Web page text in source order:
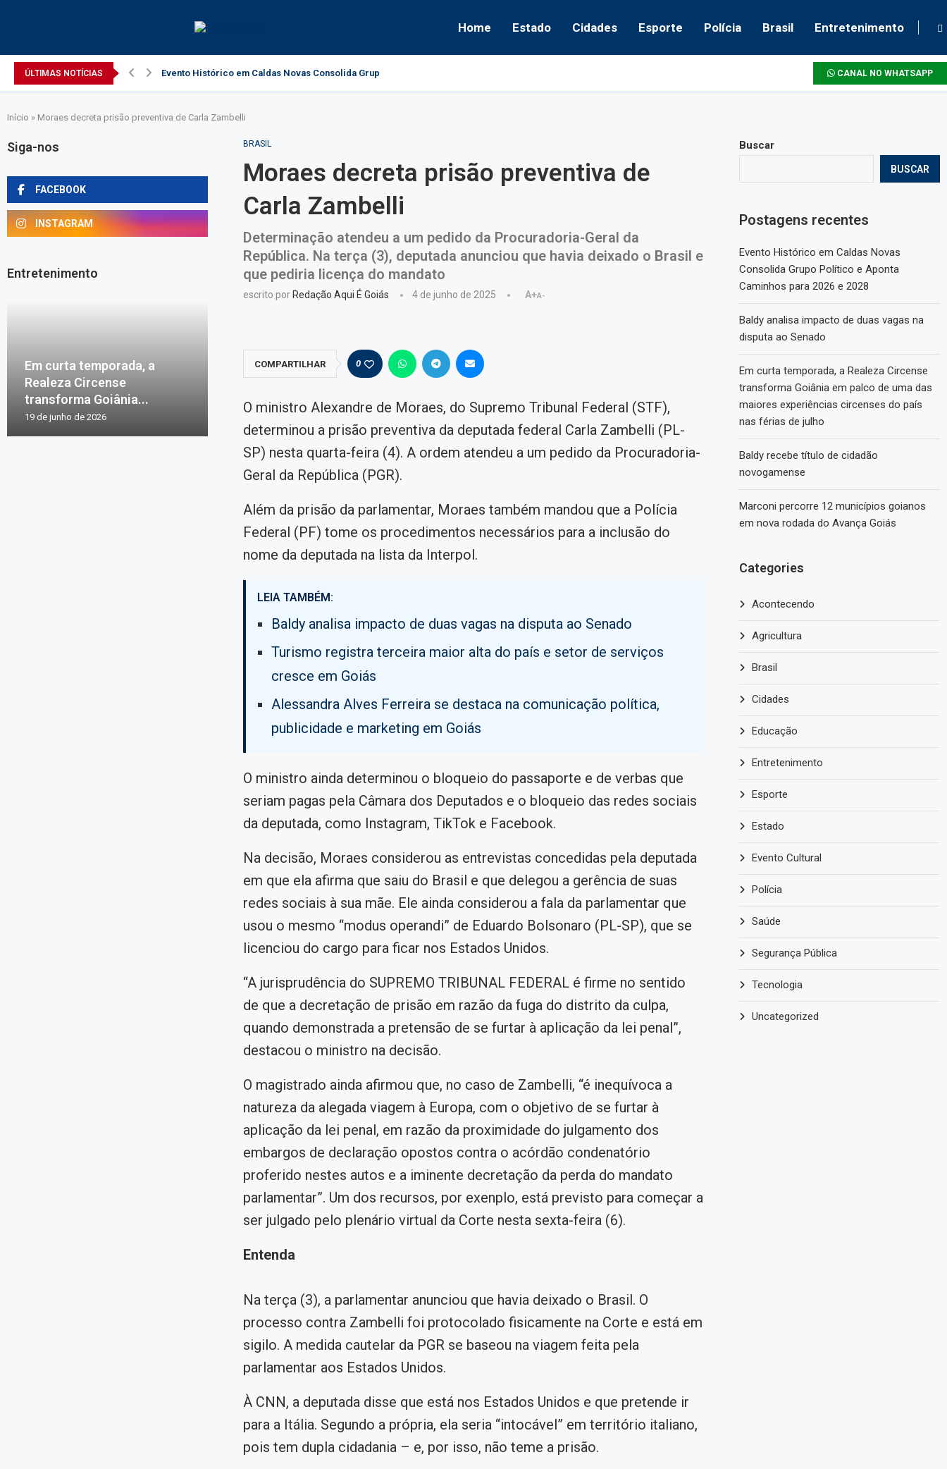
Home Estado Cidades Esporte Polícia Brasil Entretenimento
ÚLTIMAS NOTÍCIAS Evento Histórico em Caldas Novas Consolida Grupo Político e Aponta Caminhos... CANAL NO WHATSAPP
Início » Moraes decreta prisão preventiva de Carla Zambelli
BRASIL
Moraes decreta prisão preventiva de
Carla Zambelli
Determinação atendeu a um pedido da Procuradoria-Geral da
República. Na terça (3), deputada anunciou que havia deixado o Brasil e
que pediria licença do mandato
escrito por Redação Aqui É Goiás 4 de junho de 2025 A+A-
COMPARTILHAR 0
O ministro Alexandre de Moraes, do Supremo Tribunal Federal (STF),
determinou a prisão preventiva da deputada federal Carla Zambelli (PL-
SP) nesta quarta-feira (4). A ordem atendeu a um pedido da Procuradoria-
Geral da República (PGR).
Além da prisão da parlamentar, Moraes também mandou que a Polícia
Federal (PF) tome os procedimentos necessários para a inclusão do
nome da deputada na lista da Interpol.
LEIA TAMBÉM:
Baldy analisa impacto de duas vagas na disputa ao Senado
Turismo registra terceira maior alta do país e setor de serviços
cresce em Goiás
Alessandra Alves Ferreira se destaca na comunicação política,
publicidade e marketing em Goiás
O ministro ainda determinou o bloqueio do passaporte e de verbas que
seriam pagas pela Câmara dos Deputados e o bloqueio das redes sociais
da deputada, como Instagram, TikTok e Facebook.
Na decisão, Moraes considerou as entrevistas concedidas pela deputada
em que ela afirma que saiu do Brasil e que delegou a gerência de suas
redes sociais à sua mãe. Ele ainda considerou a fala da parlamentar que
usou o mesmo “modus operandi” de Eduardo Bolsonaro (PL-SP), que se
licenciou do cargo para ficar nos Estados Unidos.
“A jurisprudência do SUPREMO TRIBUNAL FEDERAL é firme no sentido
de que a decretação de prisão em razão da fuga do distrito da culpa,
quando demonstrada a pretensão de se furtar à aplicação da lei penal”,
destacou o ministro na decisão.
O magistrado ainda afirmou que, no caso de Zambelli, “é inequívoca a
natureza da alegada viagem à Europa, com o objetivo de se furtar à
aplicação da lei penal, em razão da proximidade do julgamento dos
embargos de declaração opostos contra o acórdão condenatório
proferido nestes autos e a iminente decretação da perda do mandato
parlamentar”. Um dos recursos, por exenplo, está previsto para começar a
ser julgado pelo plenário virtual da Corte nesta sexta-feira (6).
Entenda
Na terça (3), a parlamentar anunciou que havia deixado o Brasil. O
processo contra Zambelli foi protocolado fisicamente na Corte e está em
sigilo. A medida cautelar da PGR se baseou na viagem feita pela
parlamentar aos Estados Unidos.
À CNN, a deputada disse que está nos Estados Unidos e que pretende ir
para a Itália. Segundo a própria, ela seria “intocável” em território italiano,
pois tem dupla cidadania – e, por isso, não teme a prisão.
Buscar
BUSCAR
Postagens recentes
Evento Histórico em Caldas Novas
Consolida Grupo Político e Aponta
Caminhos para 2026 e 2028
Baldy analisa impacto de duas vagas na
disputa ao Senado
Em curta temporada, a Realeza Circense
transforma Goiânia em palco de uma das
maiores experiências circenses do país
nas férias de julho
Baldy recebe título de cidadão
novogamense
Marconi percorre 12 municípios goianos
em nova rodada do Avança Goiás
Categories
Acontecendo
Agricultura
Brasil
Cidades
Educação
Entretenimento
Esporte
Estado
Evento Cultural
Polícia
Saúde
Segurança Pública
Tecnologia
Uncategorized
Siga-nos
FACEBOOK
INSTAGRAM
Entretenimento
Em curta temporada, a
Realeza Circense
transforma Goiânia...
19 de junho de 2026